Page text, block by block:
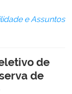
e Assuntos
de
de